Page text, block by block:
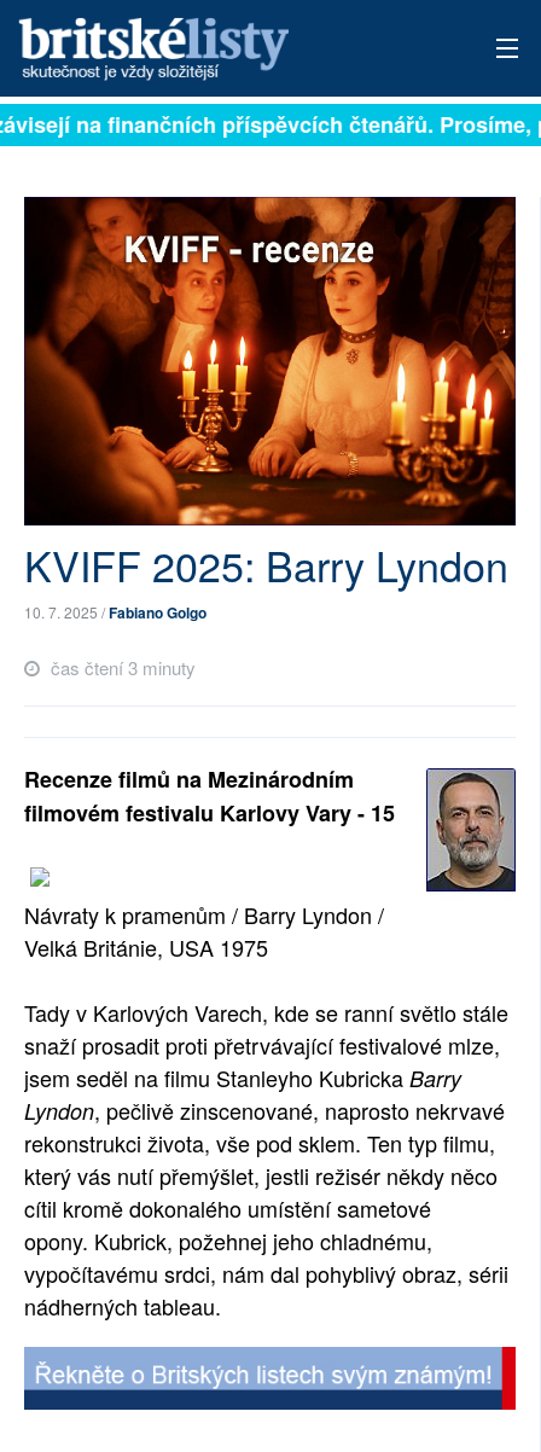
PŘIHLÁSIT
ARCHIV
ROZHOVORY
TÉMATA
NEJČTENĚJŠÍ ZA 7 DNÍ
PŘÍSPĚVKY NA PROVOZ
SOCIÁLNÍ SÍTĚ
PLNÁ VERZE STRÁNEK
na finančních příspěvcích čtenářů. Prosíme,
KVIFF 2025: Barry Lyndon
10. 7. 2025 /Fabiano Golgo
čas čtení 3 minuty
Recenze filmů na Mezinárodním
filmovém festivalu Karlovy Vary - 15
Návraty k pramenům / Barry Lyndon /
Velká Británie, USA 1975
Tady v Karlových Varech, kde se ranní světlo stále
snaží prosadit proti přetrvávající festivalové mlze,
jsem seděl na filmu Stanleyho Kubricka Barry
Lyndon, pečlivě zinscenované, naprosto nekrvavé
rekonstrukci života, vše pod sklem. Ten typ filmu,
který vás nutí přemýšlet, jestli režisér někdy něco
cítil kromě dokonalého umístění sametové
opony. Kubrick, požehnej jeho chladnému,
vypočítavému srdci, nám dal pohyblivý obraz, sérii
nádherných tableau.